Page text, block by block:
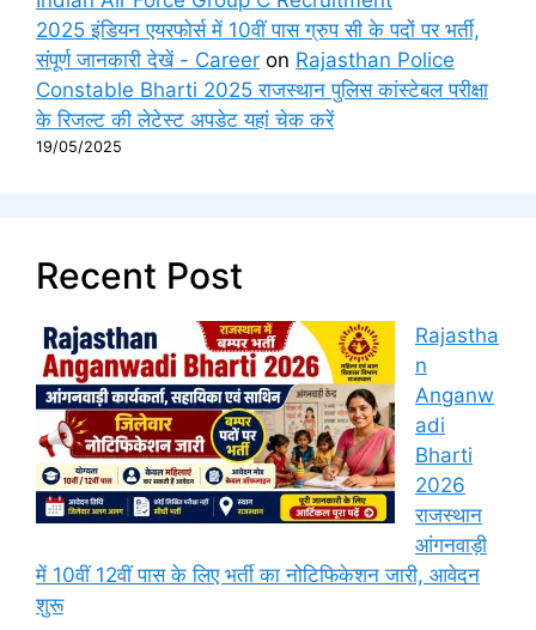
2025 इंडियन एयरफोर्स में 10वीं पास ग्रुप सी के पदों पर भर्ती,
संपूर्ण जानकारी देखें - Career on Rajasthan Police
Constable Bharti 2025 राजस्थान पुलिस कांस्टेबल परीक्षा
के रिजल्ट की लेटेस्ट अपडेट यहां चेक करें
19/05/2025
Recent Post
Rajastha
n
Anganw
adi
Bharti
2026
राजस्थान
आंगनवाड़ी
में 10वीं 12वीं पास के लिए भर्ती का नोटिफिकेशन जारी, आवेदन
शुरू